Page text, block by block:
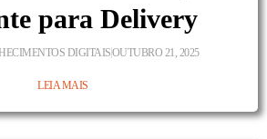
para Delivery
DIGITAISOUTUBRO 21, 2025
LEIA MAIS